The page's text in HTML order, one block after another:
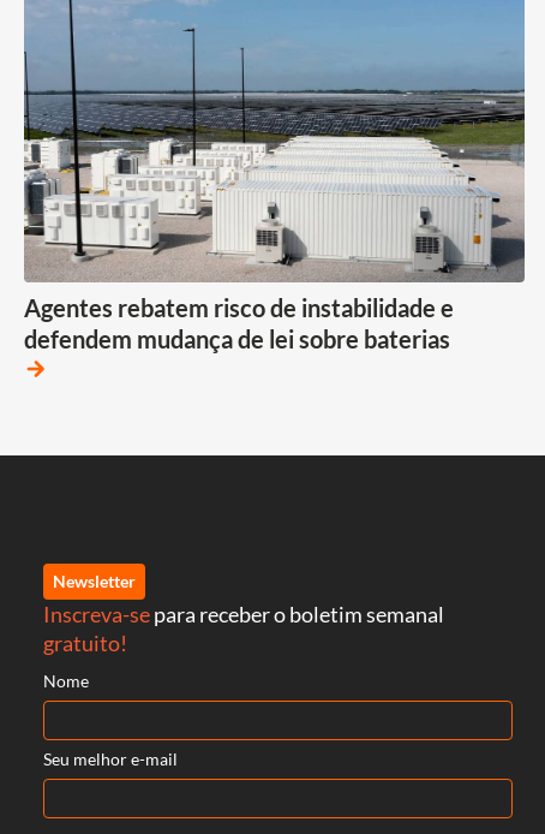
Agentes rebatem risco de instabilidade e
defendem mudança de lei sobre baterias
arrow_forward
Newsletter
Inscreva-separa receber o boletim semanal
gratuito!
Nome
Seu melhor e-mail